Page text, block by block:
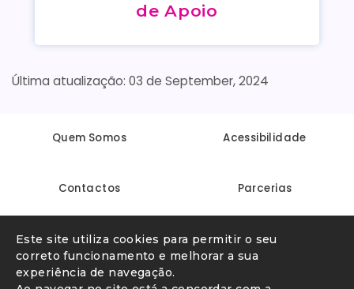
Este site utiliza cookies para permitir o seu
correto funcionamento e melhorar a sua
experiência de navegação.
de Apoio
03 de September, 2024
Quem Somos Acessibilidade
Contactos Parcerias
Linha Internet Segura Denunciar conteúdo ilegal